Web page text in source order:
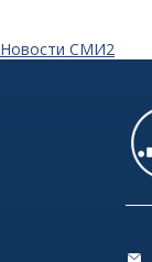
Новости СМИ2